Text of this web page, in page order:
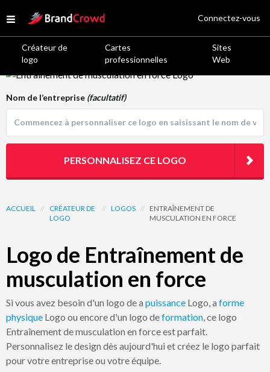
Open menu
Site Logo
Créateur de
logo
Cartes
professionnelles
Sites
Web
Connectez-vous
Logo Template Preview
ACCUEIL // CRÉATEUR DE
LOGO
// LOGOS //
ENTRAÎNEMENT DE
MUSCULATION EN FORCE
Logo de Entraînement de
musculation en force
Si vous avez besoin d'un logo de a puissance Logo, a forme
physique Logo ou encore d'un logo deformation, ce logo
Entraînement de musculation en force est parfait.
Personnalisez le design dès aujourd'hui et créez le logo parfait
pour votre entreprise ou votre équipe.
Nom de l’entreprise (facultatif)
PERSONNALISEZ CE LOGO